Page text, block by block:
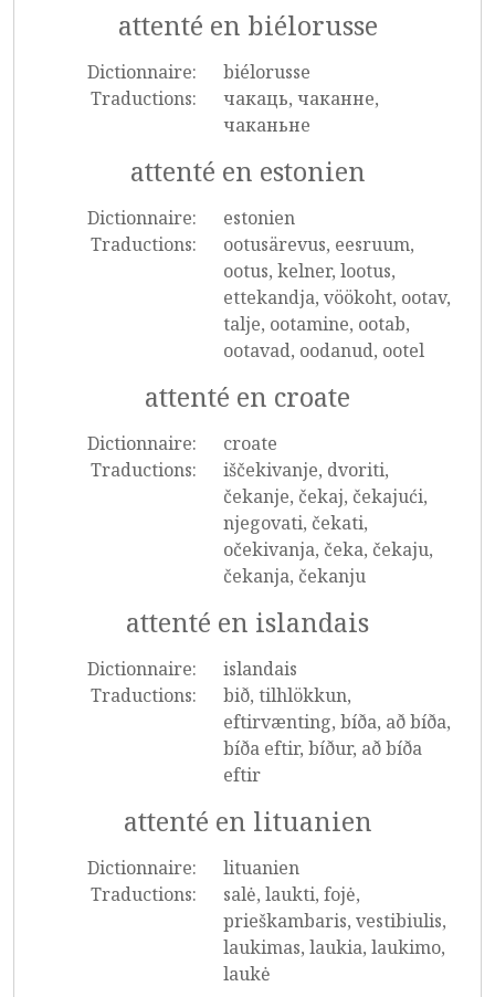
attenté en biélorusse
Dictionnaire:
biélorusse
Traductions:
чакаць, чаканне,
чаканьне
attenté en estonien
Dictionnaire:
estonien
Traductions:
ootusärevus, eesruum,
ootus, kelner, lootus,
ettekandja, vöökoht, ootav,
talje, ootamine, ootab,
ootavad, oodanud, ootel
attenté en croate
Dictionnaire:
croate
Traductions:
iščekivanje, dvoriti,
čekanje, čekaj, čekajući,
njegovati, čekati,
očekivanja, čeka, čekaju,
čekanja, čekanju
attenté en islandais
Dictionnaire:
islandais
Traductions:
bið, tilhlökkun,
eftirvænting, bíða, að bíða,
bíða eftir, bíður, að bíða
eftir
attenté en lituanien
Dictionnaire:
lituanien
Traductions:
salė, laukti, fojė,
prieškambaris, vestibiulis,
laukimas, laukia, laukimo,
laukė